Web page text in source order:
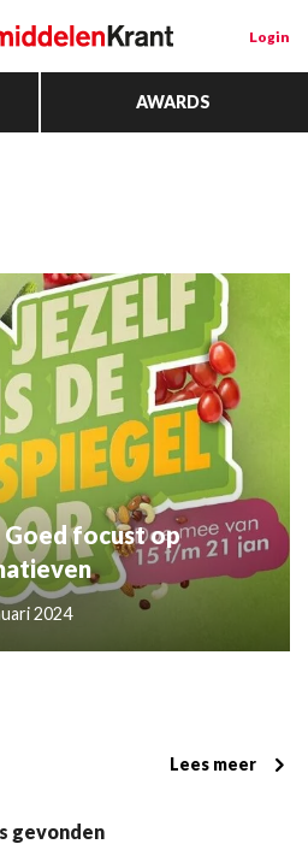
Login
AWARDS
Goed focust op
2024
Lees meer
gevonden